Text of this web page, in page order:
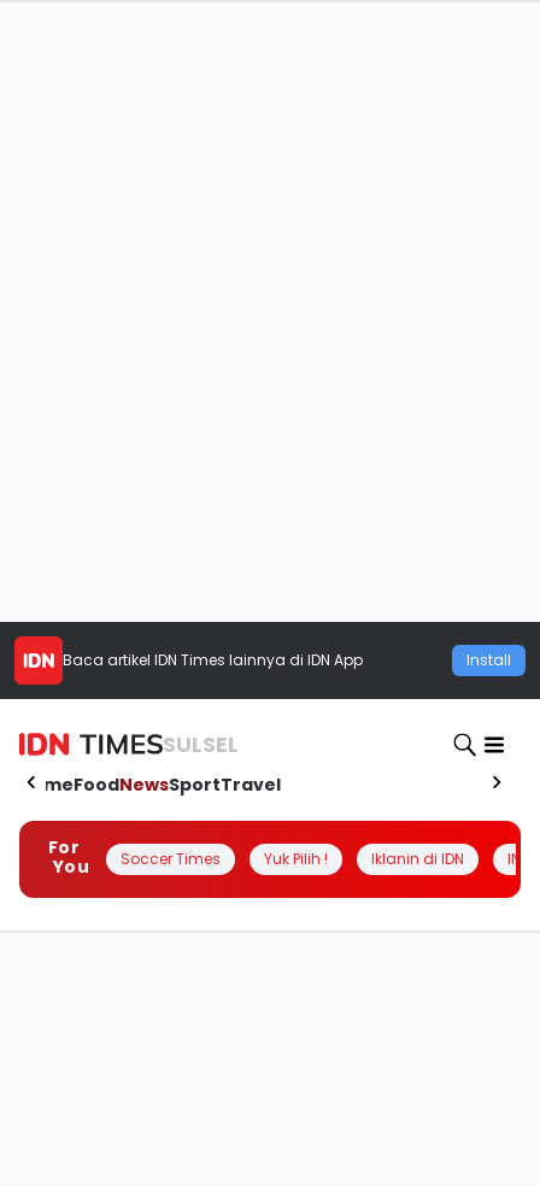
Baca artikel IDN Times lainnya di IDN App Install
SULSEL
HomeFoodNewsSportTravel
For
You
Soccer Times Yuk Pilih ! Iklanin di IDN